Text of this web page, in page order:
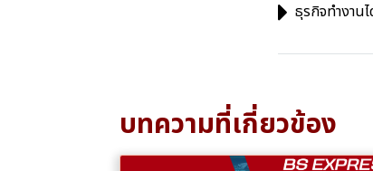
ธุรกิจทำงาน
บทความที่เกี่ยวข้อง